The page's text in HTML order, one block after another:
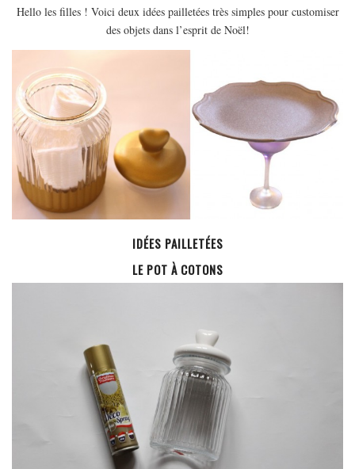
SEYCHELLES
AMÉRIQUE
MEXIQUE
EUROPE
ESPAGNE
FRANCE
GRÈCE
HONGRIE
RÉPUBLIQUE TCHÈQUE
ARTICLES PRATIQUES
MON PROGRAMME DE YOGA EN LIGNE
AUTRES CATÉGORIES
Hello les filles ! Voici deux idées pailletées très simples pour customiser
des objets dans l’esprit de Noël!
IDÉES PAILLETÉES
LE POT À COTONS